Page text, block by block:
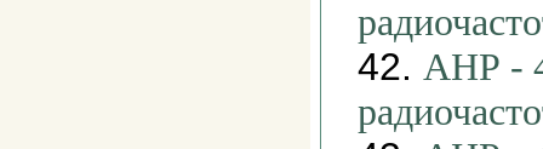
42. АНР -